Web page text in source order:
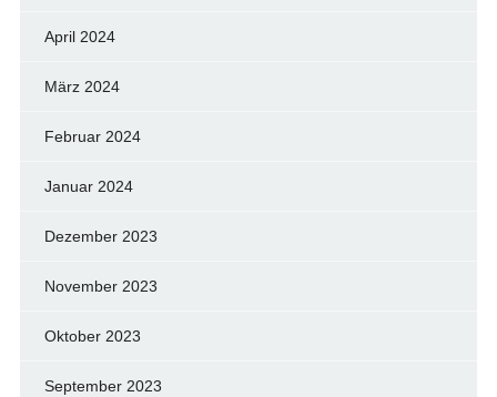
April 2024
März 2024
Februar 2024
Januar 2024
Dezember 2023
November 2023
Oktober 2023
September 2023